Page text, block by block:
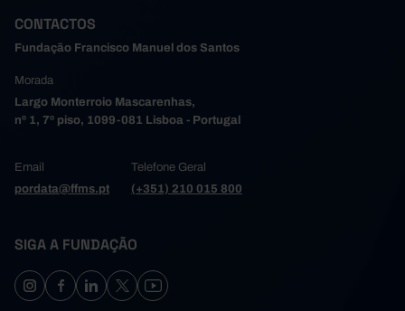
CONTACTOS
Fundação Francisco Manuel dos Santos
Morada
Largo Monterroio Mascarenhas,
nº 1, 7º piso, 1099-081 Lisboa - Portugal
Email
pordata@ffms.pt
Telefone Geral
(+351) 210 015 800
SIGA A FUNDAÇÃO